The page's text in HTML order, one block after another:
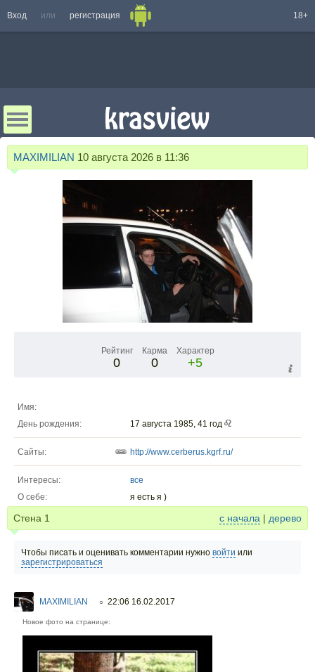
Вход или регистрация 18+
MAXIMILIAN 10 августа 2026 в 11:36
Рейтинг
0
Карма
0
Характер
+5
Имя:
День рождения:
17 августа 1985, 41 год
Сайты: http://www.cerberus.kgrf.ru/
Интересы:
все
О себе:
я есть я )
Стена 1 с начала | дерево
Чтобы писать и оценивать комментарии нужно войти или
зарегистрироваться
MAXIMILIAN ○ 22:06 16.02.2017
Новое фото на странице: